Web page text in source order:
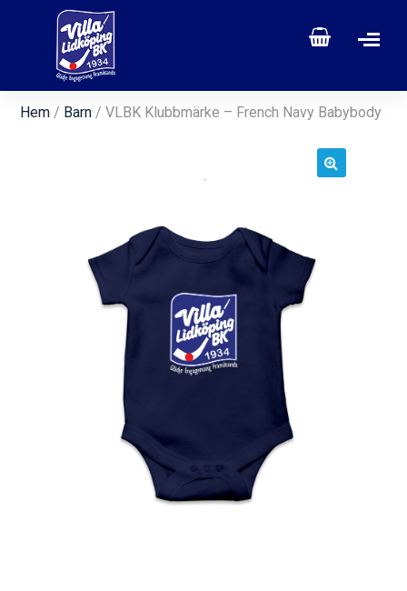
Hem / Barn / VLBK Klubbmärke – French Navy Babybody